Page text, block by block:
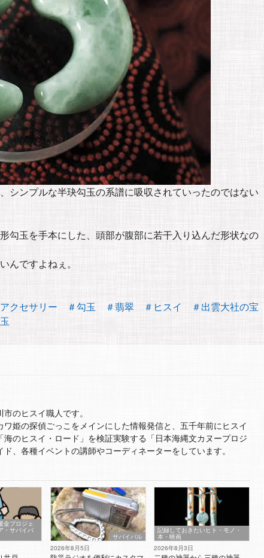
シンプルな半玦勾玉の系譜に吸収されていったのではない
勾玉を手本にした、頭部が腹部に若干入り込んだ形状なの
んですよねぇ。
クセサリー ＃勾玉 ＃翡翠 ＃ヒスイ
＃出雲大社の宝
のヒスイ職人です。
ワ姫の探偵ごっこをメインにした情報発信と、五千年前にヒスイ
海のヒスイ・ロード」を検証実験する「日本海縄文カヌープロジ
、各種イベントの講師やコーディネーターをしています。
金プロジェ
・サバイバ
サバイバル
2026年8月5日
記録しておきたいヒト・モノ・
本・映画
2026年8月3日